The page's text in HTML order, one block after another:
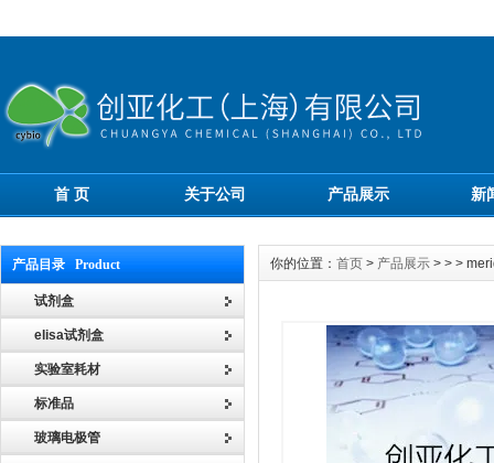
首 页 关于公司 产品展示 新
产品目录 Product
试剂盒
elisa试剂盒
实验室耗材
标准品
玻璃电极管
你的位置： 首页 > 产品展示 > > >